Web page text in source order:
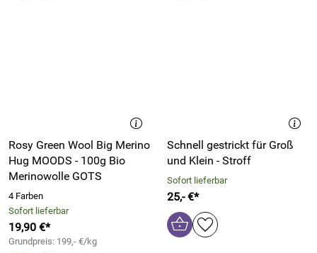
Rosy Green Wool Big Merino
Hug MOODS - 100g Bio
Merinowolle GOTS
4 Farben
Sofort lieferbar
19,90 €*
Grundpreis: 199,- €/kg
Schnell gestrickt für Groß
und Klein - Stroff
Sofort lieferbar
25,- €*